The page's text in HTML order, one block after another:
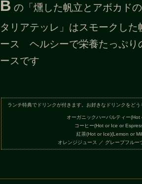
B の「燻した帆立とアボカド
タリアテッレ」はスモークし
ース ヘルシーで栄養たっぷり
ースです
ランチ特典でドリンクが付きます。お好きなドリンクをど
オーガニックハーバルティー(Hot
コーヒー(Hot or Ice or
紅茶(Hot or Ice)(Lemon or
オレンジジュース ／ グレープフルー